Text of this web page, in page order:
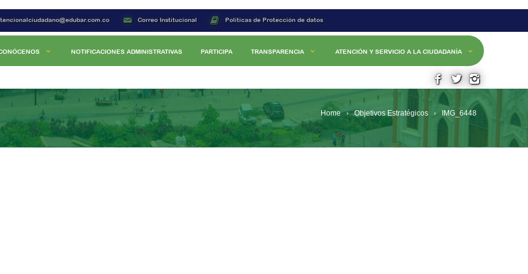
Políticas de Protección de datos
Correo Institucional
NOTIFICACIONES ADMINISTRATIVAS PARTICIPA TRANSPARENCIA ATENCIÓN Y SERVICIO A LA CIUDADANÍA
Home Objetivos Estratégicos IMG_6448